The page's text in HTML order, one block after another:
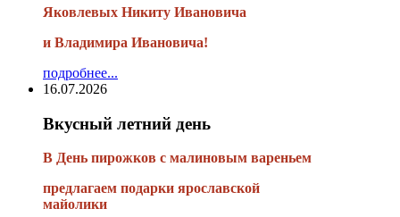
Яковлевых Никиту Ивановича
и Владимира Ивановича!
подробнее...
16.07.2026
Вкусный летний день
В День пирожков с малиновым вареньем
предлагаем подарки ярославской
майолики